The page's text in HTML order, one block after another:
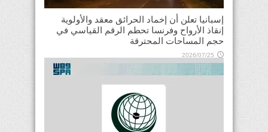
إسبانيا تعلن أن إخماد الحرائق معقد والأولوية
إنقاذ الأرواح وفرنسا تحطم الرقم القياسي في
حجم المساحات المحترقة
2026/07/25